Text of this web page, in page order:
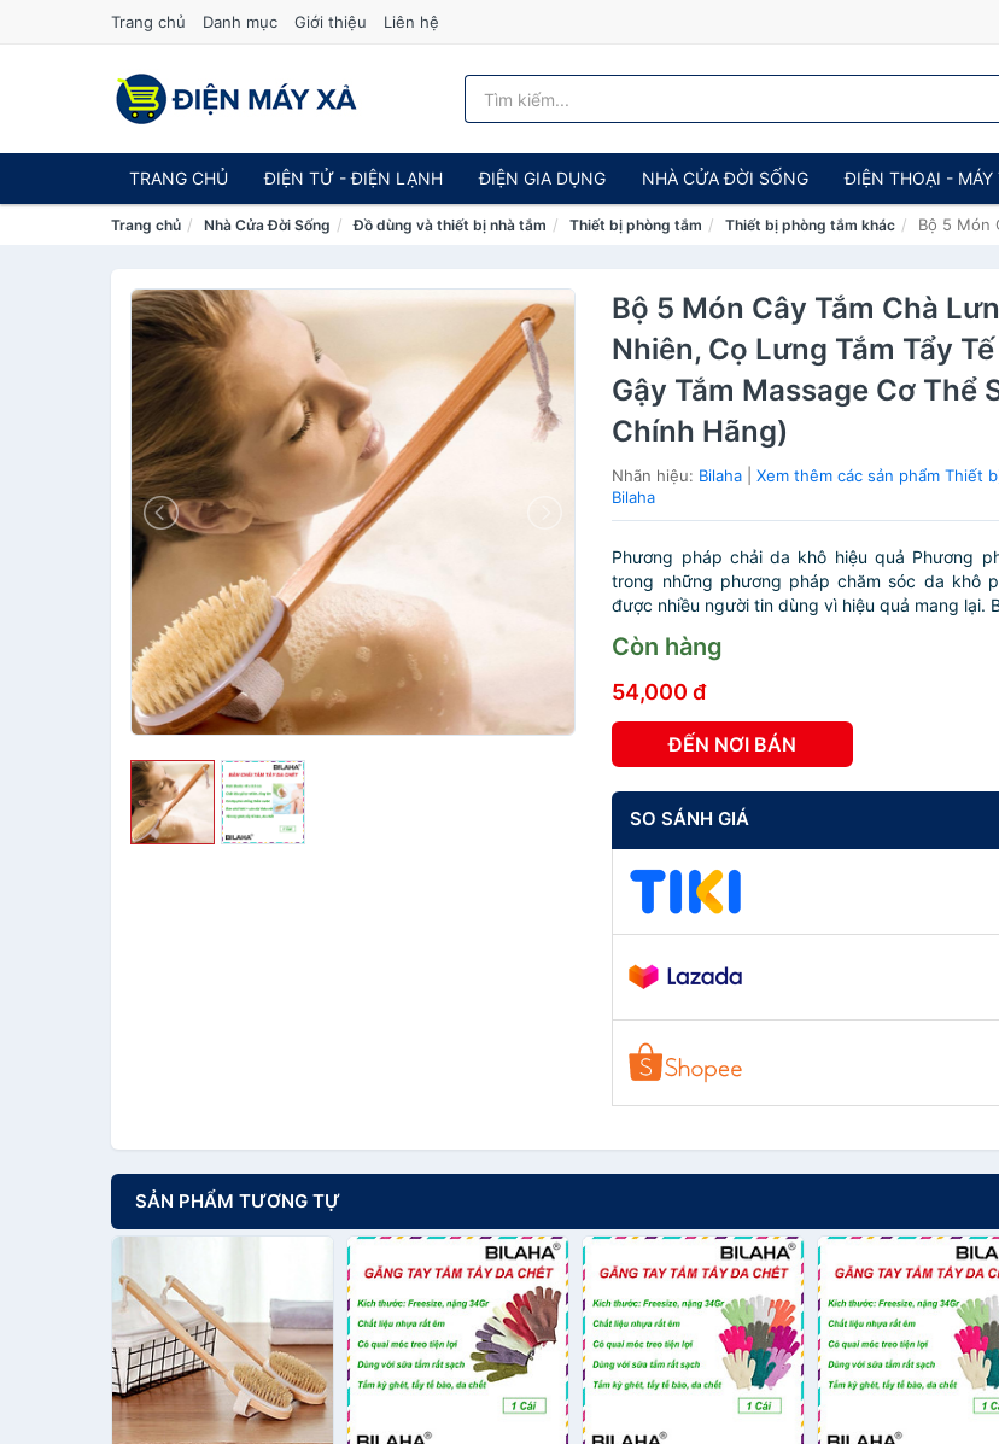
Trang chủ Danh mục Giới thiệu Liên hệ
TRANG CHỦ ĐIỆN TỬ - ĐIỆN LẠNH ĐIỆN GIA DỤNG NHÀ CỬA ĐỜI SỐNG ĐIỆN THOẠI - MÁY
Trang chủ Nhà Cửa Đời Sống Đồ dùng và thiết bị nhà tắm Thiết bị phòng tắm Thiết bị phòng tắm khác Bộ 5 Món
Bộ 5 Món Cây Tắm Chà
Nhiên, Cọ Lưng Tắm Tẩy
Gậy Tắm Massage Cơ Thể
Chính Hãng)
Nhãn hiệu: Bilaha |Xem thêm các sản phẩm Thiết
Bilaha
Phương pháp chải da khô hiệu quả Phương
trong những phương pháp chăm sóc da khô
được nhiều người tin dùng vì hiệu quả mang lại.
Còn hàng
54,000 đ
ĐẾN NƠI BÁN
SO SÁNH GIÁ
SẢN PHẨM TƯƠNG TỰ